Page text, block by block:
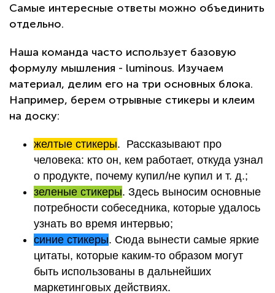
Самые интересные ответы можно объединить
отдельно.
Наша команда часто использует базовую
формулу мышления - luminous. Изучаем
материал, делим его на три основных блока.
Например, берем отрывные стикеры и клеим
на доску:
желтые стикеры. Рассказывают про
человека: кто он, кем работает, откуда узнал
о продукте, почему купил/не купил и т. д.;
зеленые стикеры. Здесь выносим основные
потребности собеседника, которые удалось
узнать во время интервью;
синие стикеры. Сюда вынести самые яркие
цитаты, которые каким-то образом могут
быть использованы в дальнейших
маркетинговых действиях.